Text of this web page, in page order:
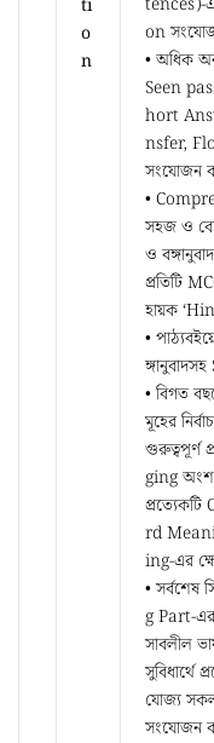
ti
o
n
on
• অধিক
Seen
hort
nsfer,
সংযোজন
•
সহজ ও
ও
প্রতিটি
হায়ক
•
• বিগত
মূহের
গুরুত্বপূর্ণ
ging
প্রত্যেকটি
rd
ing-এর
• সর্বশেষ
g Part-
সাবলীল
সুবিধার্থে
যোজ্য সকল
সংযোজন